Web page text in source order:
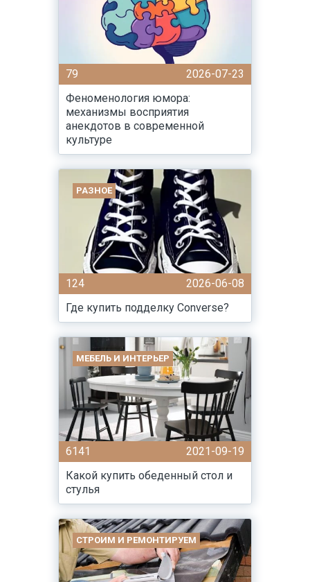
79
2026-07-23
Феноменология юмора:
механизмы восприятия
анекдотов в современной
культуре
РАЗНОЕ
124
2026-06-08
Где купить подделку Converse?
МЕБЕЛЬ И ИНТЕРЬЕР
6141
2021-09-19
Какой купить обеденный стол и
стулья
СТРОИМ И РЕМОНТИРУЕМ